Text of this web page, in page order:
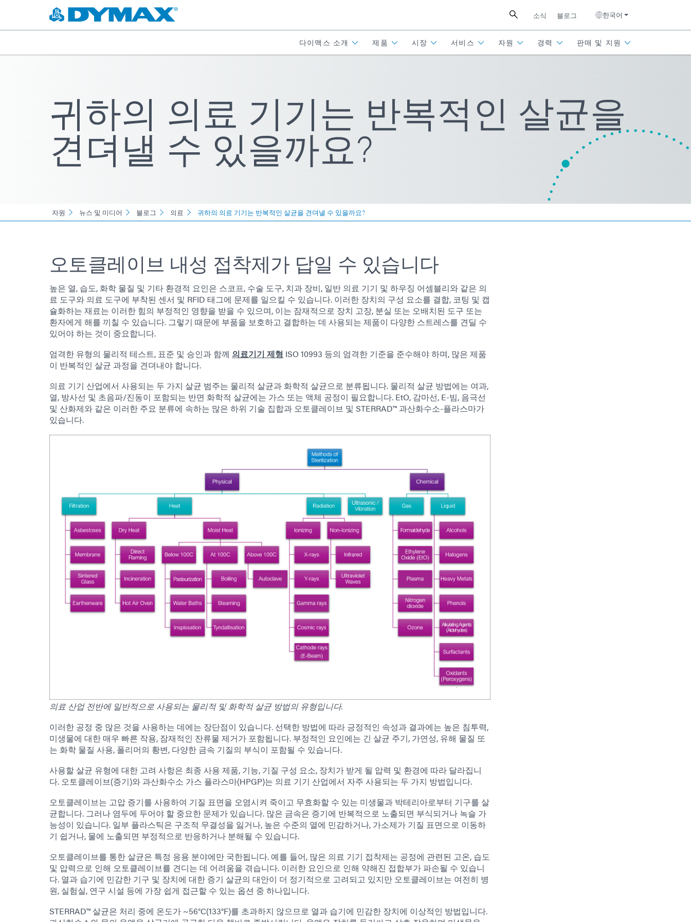
소식 블로그 한국어
다이맥스 소개 제품 시장 서비스 자원 경력 판매 및 지원
귀하의 의료 기기는 반복적인 살균을
견뎌낼 수 있을까요?
자원 뉴스 및 미디어 블로그 의료 귀하의 의료 기기는 반복적인 살균을 견뎌낼 수 있을까요?
오토클레이브 내성 접착제가 답일 수 있습니다
높은 열, 습도, 화학 물질 및 기타 환경적 요인은 스코프, 수술 도구, 치과 장비, 일반 의료 기기 및 하우징 어셈블리와 같은 의
료 도구와 의료 도구에 부착된 센서 및 RFID 태그에 문제를 일으킬 수 있습니다. 이러한 장치의 구성 요소를 결합, 코팅 및 캡
슐화하는 재료는 이러한 힘의 부정적인 영향을 받을 수 있으며, 이는 잠재적으로 장치 고장, 분실 또는 오배치된 도구 또는
환자에게 해를 끼칠 수 있습니다. 그렇기 때문에 부품을 보호하고 결합하는 데 사용되는 제품이 다양한 스트레스를 견딜 수
있어야 하는 것이 중요합니다.
엄격한 유형의 물리적 테스트, 표준 및 승인과 함께 의료기기 제형 ISO 10993 등의 엄격한 기준을 준수해야 하며, 많은 제품
이 반복적인 살균 과정을 견뎌내야 합니다.
의료 기기 산업에서 사용되는 두 가지 살균 범주는 물리적 살균과 화학적 살균으로 분류됩니다. 물리적 살균 방법에는 여과,
열, 방사선 및 초음파/진동이 포함되는 반면 화학적 살균에는 가스 또는 액체 공정이 필요합니다. EtO, 감마선, E-빔, 음극선
및 산화제와 같은 이러한 주요 분류에 속하는 많은 하위 기술 집합과 오토클레이브 및 STERRAD™ 과산화수소-플라스마가
있습니다.
의료 산업 전반에 일반적으로 사용되는 물리적 및 화학적 살균 방법의 유형입니다.
이러한 공정 중 많은 것을 사용하는 데에는 장단점이 있습니다. 선택한 방법에 따라 긍정적인 속성과 결과에는 높은 침투력,
미생물에 대한 매우 빠른 작용, 잠재적인 잔류물 제거가 포함됩니다. 부정적인 요인에는 긴 살균 주기, 가연성, 유해 물질 또
는 화학 물질 사용, 폴리머의 황변, 다양한 금속 기질의 부식이 포함될 수 있습니다.
사용할 살균 유형에 대한 고려 사항은 최종 사용 제품, 기능, 기질 구성 요소, 장치가 받게 될 압력 및 환경에 따라 달라집니
다. 오토클레이브(증기)와 과산화수소 가스 플라스마(HPGP)는 의료 기기 산업에서 자주 사용되는 두 가지 방법입니다.
오토클레이브는 고압 증기를 사용하여 기질 표면을 오염시켜 죽이고 무효화할 수 있는 미생물과 박테리아로부터 기구를 살
균합니다. 그러나 염두에 두어야 할 중요한 문제가 있습니다. 많은 금속은 증기에 반복적으로 노출되면 부식되거나 녹슬 가
능성이 있습니다. 일부 플라스틱은 구조적 무결성을 잃거나, 높은 수준의 열에 민감하거나, 가소제가 기질 표면으로 이동하
기 쉽거나, 물에 노출되면 부정적으로 반응하거나 분해될 수 있습니다.
오토클레이브를 통한 살균은 특정 응용 분야에만 국한됩니다. 예를 들어, 많은 의료 기기 접착제는 공정에 관련된 고온, 습도
및 압력으로 인해 오토클레이브를 견디는 데 어려움을 겪습니다. 이러한 요인으로 인해 약해진 접합부가 파손될 수 있습니
다. 열과 습기에 민감한 기구 및 장치에 대한 증기 살균의 대안이 더 정기적으로 고려되고 있지만 오토클레이브는 여전히 병
원, 실험실, 연구 시설 등에 가장 쉽게 접근할 수 있는 옵션 중 하나입니다.
STERRAD™ 살균은 처리 중에 온도가 ~56°C(133°F)를 초과하지 않으므로 열과 습기에 민감한 장치에 이상적인 방법입니다.